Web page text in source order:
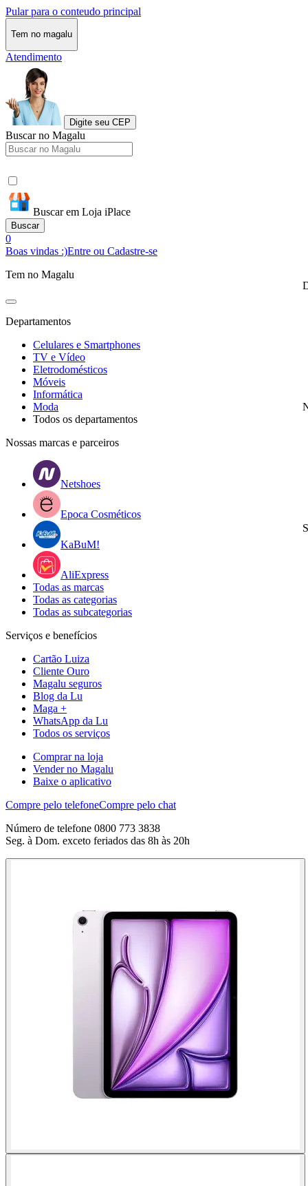
Pular para o conteudo principal
Tem no magalu
Atendimento
Digite seu CEP
Buscar no Magalu
Buscar em Loja iPlace
Buscar
0
Boas vindas :)Entre ou Cadastre-se
Tem no Magalu
Departamentos
Celulares e Smartphones
TV e Vídeo
Eletrodomésticos
Móveis
Informática
Moda
Todos os departamentos
Nossas marcas e parceiros
Netshoes
Epoca Cosméticos
KaBuM!
AliExpress
Todas as marcas
Todas as categorias
Todas as subcategorias
Serviços e benefícios
Cartão Luiza
Cliente Ouro
Magalu seguros
Blog da Lu
Maga +
WhatsApp da Lu
Todos os serviços
Comprar na loja
Vender no Magalu
Baixe o aplicativo
Compre pelo telefoneCompre pelo chat
Número de telefone 0800 773 3838
Seg. à Dom. exceto feriados das 8h às 20h